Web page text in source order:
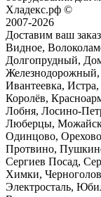
Хладекс.рф ©
2007-2026
Доставим ваш
Видное,
Долгопрудный,
Железнодорожный,
Ивантеевка,
Королёв,
Лобня, Лосино-
Люберцы,
Одинцово,
Протвино,
Сергиев Посад,
Химки,
Электросталь,